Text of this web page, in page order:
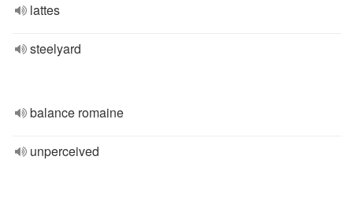
lattes
steelyard
balance romaine
unperceived